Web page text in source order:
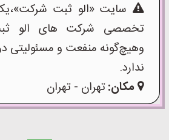
سایت «الو ثبت
تخصصی شرکت های الو
وهیچ‌گونه منفعت و مسئولیتی در
ندارد.
مکان:تهران - تهران